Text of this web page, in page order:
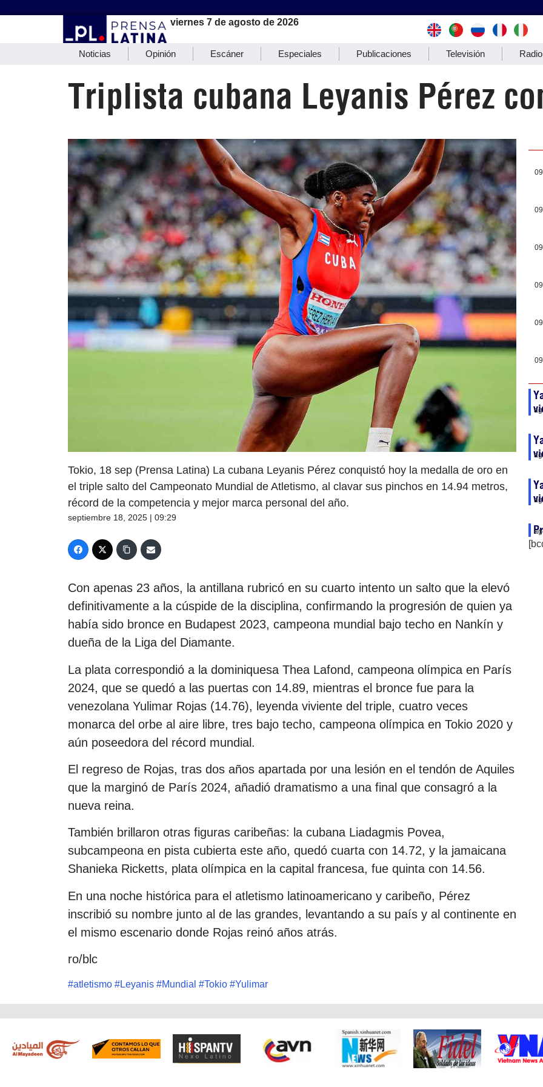
viernes 7 de agosto de 2026
Noticias Opinión Escáner Especiales Publicaciones Televisión Radio
Triplista cubana Leyanis Pérez
Tokio, 18 sep (Prensa Latina) La cubana Leyanis Pérez conquistó hoy la medalla de oro en
el triple salto del Campeonato Mundial de Atletismo, al clavar sus pinchos en 14.94 metros,
récord de la competencia y mejor marca personal del año.
septiembre 18, 2025 | 09:29
Con apenas 23 años, la antillana rubricó en su cuarto intento un salto que la elevó
definitivamente a la cúspide de la disciplina, confirmando la progresión de quien ya
había sido bronce en Budapest 2023, campeona mundial bajo techo en Nankín y
dueña de la Liga del Diamante.
La plata correspondió a la dominiquesa Thea Lafond, campeona olímpica en París
2024, que se quedó a las puertas con 14.89, mientras el bronce fue para la
venezolana Yulimar Rojas (14.76), leyenda viviente del triple, cuatro veces
monarca del orbe al aire libre, tres bajo techo, campeona olímpica en Tokio 2020 y
aún poseedora del récord mundial.
El regreso de Rojas, tras dos años apartada por una lesión en el tendón de Aquiles
que la marginó de París 2024, añadió dramatismo a una final que consagró a la
nueva reina.
También brillaron otras figuras caribeñas: la cubana Liadagmis Povea,
subcampeona en pista cubierta este año, quedó cuarta con 14.72, y la jamaicana
Shanieka Ricketts, plata olímpica en la capital francesa, fue quinta con 14.56.
En una noche histórica para el atletismo latinoamericano y caribeño, Pérez
inscribió su nombre junto al de las grandes, levantando a su país y al continente en
el mismo escenario donde Rojas reinó años atrás.
ro/blc
#atletismo #Leyanis #Mundial #Tokio #Yulimar